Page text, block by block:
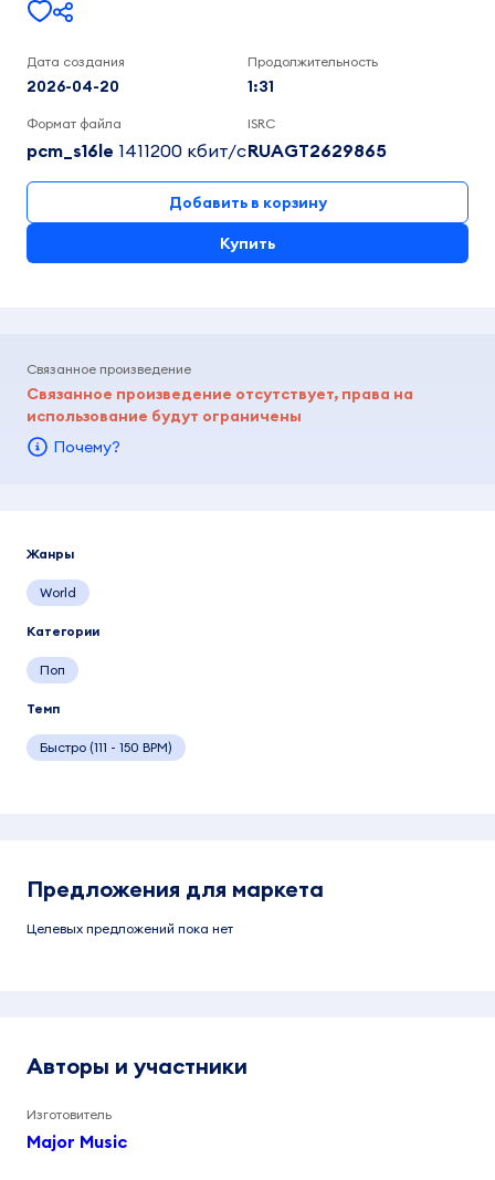
Дата создания
2026-04-20
Продолжительность
1:31
Формат файла
pcm_s16le 1411200 кбит/c
ISRC
RUAGT2629865
Добавить в корзину
Купить
Связанное произведение
Связанное произведение отсутствует, права на
использование будут ограничены
Почему?
Жанры
World
Категории
Поп
Темп
Быстро (111 - 150 BPM)
Предложения для маркета
Целевых предложений пока нет
Авторы и участники
Изготовитель
Major Music